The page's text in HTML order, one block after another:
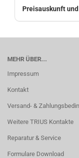
Preisauskunft
MEHR ÜBER...
Impressum
Kontakt
Versand- &
Weitere TRIUS Kontakte
Reparatur & Service
Formulare Download